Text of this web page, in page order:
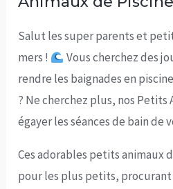
Salut les super parents et
mers !
Vous cherchez des
rendre les baignades en
? Ne cherchez plus, nos Petits
égayer les séances de bain de
Ces adorables petits animaux
pour les plus petits, procurant